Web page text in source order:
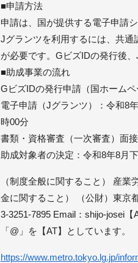
■申請方法
申請は、国が提供する電子申請
Jグランツを利用するには、共
が必要です。GビズIDの発行後
■助成事業の流れ
GビズIDの発行申請（国ホーム
電子申請（Jグランツ）：令和8
時00分
書類・資格審査（一次審査）面
助成対象者の決定：令和8年8月
（制度全般に関すること） 産
金に関すること） （公財）東京
3-3251-7895 Email：shijo-josei
「@」を【AT】としています。
https://www.metro.tokyo.lg.jp/